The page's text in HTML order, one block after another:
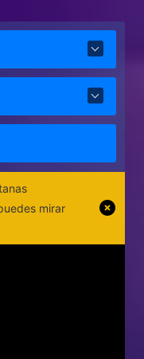
mirar